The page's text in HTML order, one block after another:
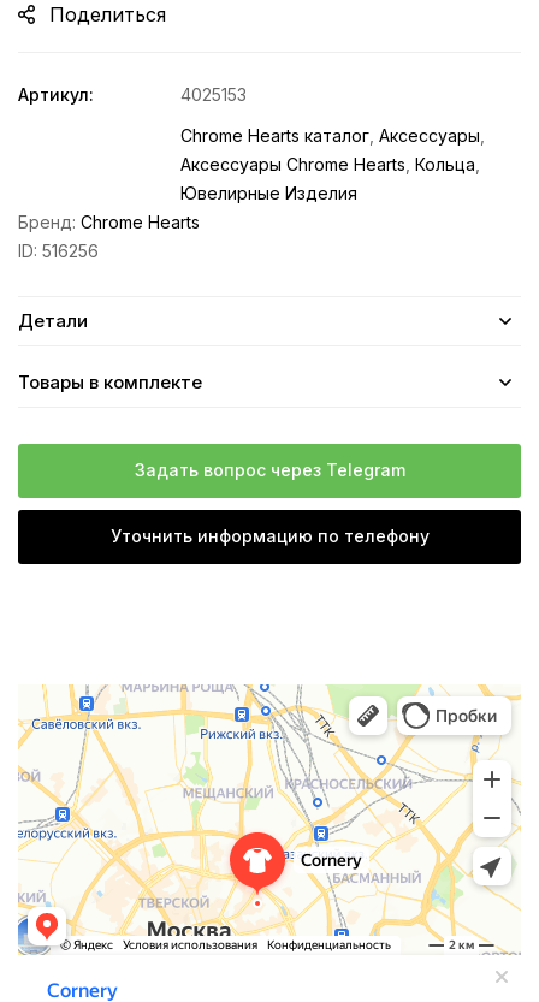
Поделиться
Артикул:
4025153
Chrome Hearts каталог Аксессуары
Аксессуары Chrome Hearts Кольца
Ювелирные Изделия
Бренд: Chrome Hearts
ID: 516256
Детали
Товары в комплекте
Задать вопрос через Telegram
Уточнить информацию по телефону